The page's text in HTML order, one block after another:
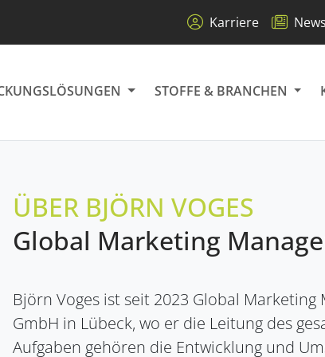
Karriere News
(Feststoffe)
Absackung von Schüttgütern
VeloVac (Vakuumpacker)
Sauber, dicht & kompakt
VeloVac XL
Für
STOFFE & BRANCHEN
& Feinstaub: Übersicht
für anspruchsvolle Pulver
Carbon Black
Saubere Ruß-Absackung
Silica
Staubfrei
und Remote-
Upgrade für mehr Effizienz
/
Packaging as a Service
GREIF-VELOX
Partner für Verpackungstechnologie
Karriere
Werde Teil des Teams
News
Aktuelles &
ÜBER BJÖRN VOGES
Global Marketing
Björn Voges ist seit 2023 Global
GmbH in Lübeck, wo er die Leitung des
Aufgaben gehören die Entwicklung und